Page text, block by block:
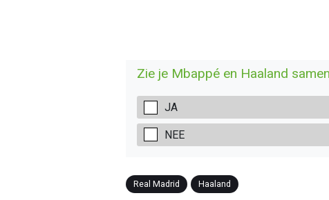
Zie je Mbappé en Haaland
JA
NEE
Real Madrid Haaland